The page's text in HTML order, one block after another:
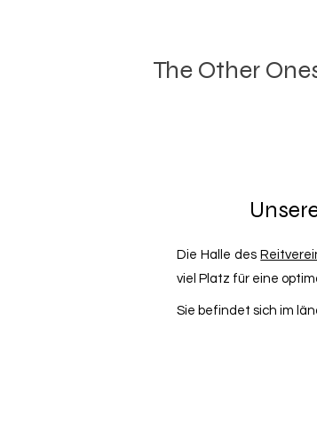
The Other
Die Halle des
viel Platz für eine
Sie befindet sich im